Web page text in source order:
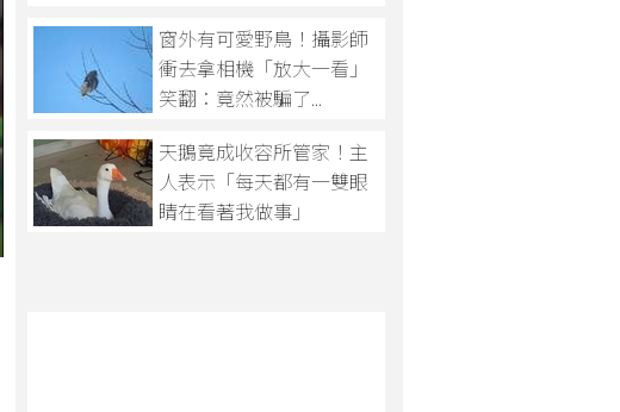
窗外有可愛野鳥！攝影師
衝去拿相機「放大一看」
笑翻：竟然被騙了...
天鵝竟成收容所管家！主
人表示「每天都有一雙眼
睛在看著我做事」